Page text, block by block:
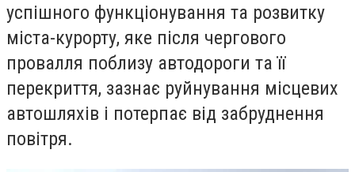
успішного функціонування та розвитку
міста-курорту, яке після чергового
провалля поблизу автодороги та її
перекриття, зазнає руйнування місцевих
автошляхів і потерпає від забруднення
повітря.